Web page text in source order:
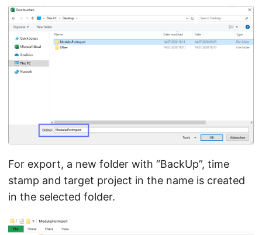
For export, a new folder with “BackUp”, time
stamp and target project in the name is created
in the selected folder.